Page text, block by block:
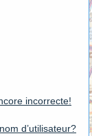
incorrecte!
d’utilisateur?